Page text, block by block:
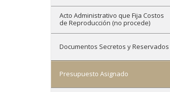
Acto Administrativo que Fija Costos
de Reproducción (no procede)
Documentos Secretos y Reservados
Presupuesto Asignado